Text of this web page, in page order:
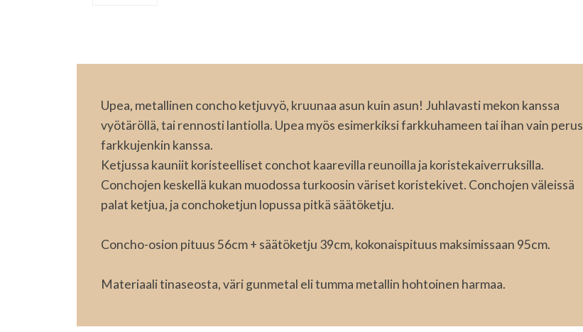
Upea, metallinen concho ketjuvyö, kruunaa asun kuin asun! Juhlavasti mekon kanssa
vyötäröllä, tai rennosti lantiolla. Upea myös esimerkiksi farkkuhameen tai ihan vain perus
farkkujenkin kanssa.
Ketjussa kauniit koristeelliset conchot kaarevilla reunoilla ja koristekaiverruksilla.
Conchojen keskellä kukan muodossa turkoosin väriset koristekivet. Conchojen väleissä
palat ketjua, ja conchoketjun lopussa pitkä säätöketju.
Concho-osion pituus 56cm + säätöketju 39cm, kokonaispituus maksimissaan 95cm.
Materiaali tinaseosta, väri gunmetal eli tumma metallin hohtoinen harmaa.